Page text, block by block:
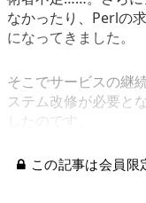
なかったり、Perlの
になってきました。
そこでサービスの継
ステム改修が必要と
したのです。
この記事は会員